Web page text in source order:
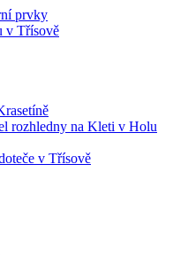
prvky
v Třísově
rozhledny na Kleti v Holu
v Třísově